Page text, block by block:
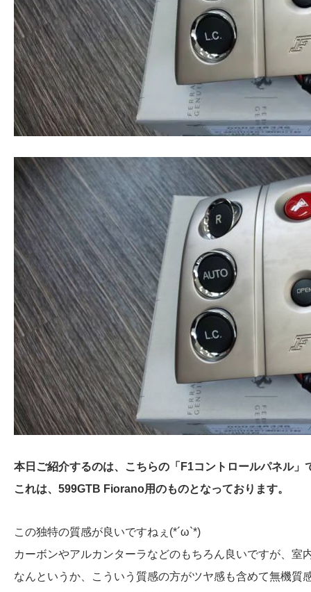
本日ご紹介するのは、こちらの「F1コントロールパネル」
これは、599GTB Fiorano用のものとなっております。
この独特の質感が良いですねぇ(*´ω`*)
カーボンやアルカンターラなどのもちろん良いですが、室
なんというか、こういう質感の方がツヤ感も含めて無機質